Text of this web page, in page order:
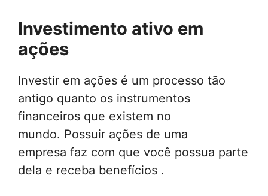
Investimento ativo em
ações
Investir em ações é um processo tão
antigo quanto os instrumentos
financeiros que existem no
mundo. Possuir ações de uma
empresa faz com que você possua parte
dela e receba benefícios .